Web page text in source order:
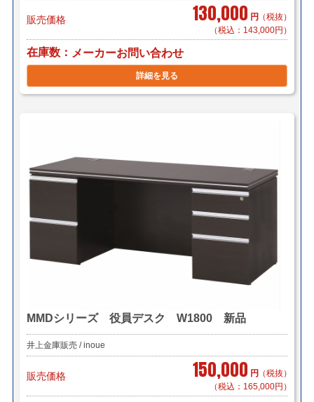
販売価格 130,000 円 （税抜）
（税込：143,000円）
在庫数 メーカーお問い合わせ
詳細を見る
MMDシリーズ 役員デスク W1800 新品
井上金庫販売 / inoue
販売価格 150,000 円 （税抜）
（税込：165,000円）